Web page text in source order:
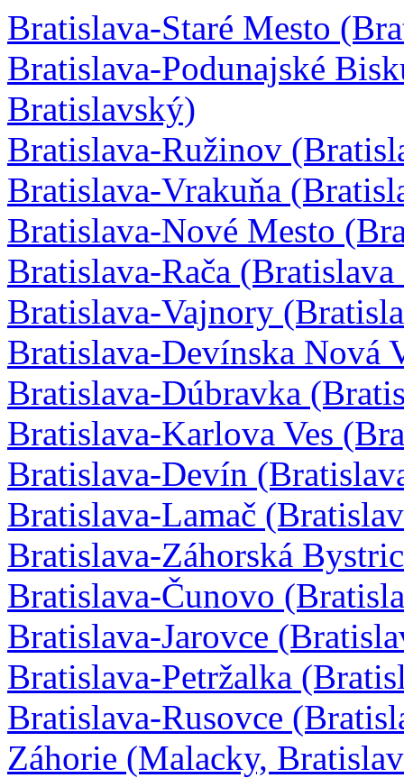
Bratislava-Staré Mesto
Bratislava-Podunajské
Bratislavský)
Bratislava-Ružinov
Bratislava-Vrakuňa
Bratislava-Nové Mesto
Bratislava-Rača
Bratislava-Vajnory
Bratislava-Devínska Nová
Bratislava-Dúbravka
Bratislava-Karlova Ves
Bratislava-Devín
Bratislava-Lamač
Bratislava-Záhorská
Bratislava-Čunovo
Bratislava-Jarovce
Bratislava-Petržalka
Bratislava-Rusovce
Záhorie (Malacky,